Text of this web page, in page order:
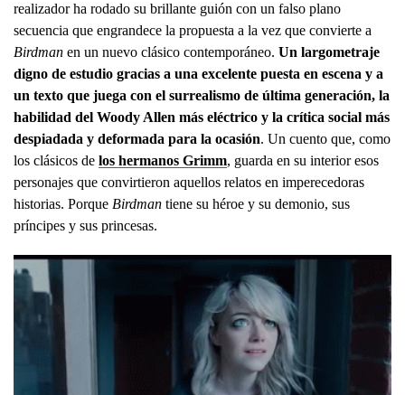
realizador ha rodado su brillante guión con un falso plano
secuencia que engrandece la propuesta a la vez que convierte a
Birdman en un nuevo clásico contemporáneo. Un largometraje
digno de estudio gracias a una excelente puesta en escena y a
un texto que juega con el surrealismo de última generación, la
habilidad del Woody Allen más eléctrico y la crítica social más
despiadada y deformada para la ocasión. Un cuento que, como
los clásicos de los hermanos Grimm, guarda en su interior esos
personajes que convirtieron aquellos relatos en imperecedoras
historias. Porque Birdman tiene su héroe y su demonio, sus
príncipes y sus princesas.